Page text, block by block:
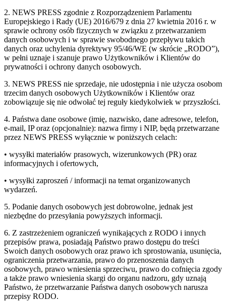
2. NEWS PRESS zgodnie z Rozporządzeniem Parlamentu
Europejskiego i Rady (UE) 2016/679 z dnia 27 kwietnia 2016 r. w
sprawie ochrony osób fizycznych w związku z przetwarzaniem
danych osobowych i w sprawie swobodnego przepływu takich
danych oraz uchylenia dyrektywy 95/46/WE (w skrócie „RODO”),
w pełni uznaje i szanuje prawo Użytkowników i Klientów do
prywatności i ochrony danych osobowych.
3. NEWS PRESS nie sprzedaje, nie udostępnia i nie użycza osobom
trzecim danych osobowych Użytkowników i Klientów oraz
zobowiązuje się nie odwołać tej reguły kiedykolwiek w przyszłości.
4. Państwa dane osobowe (imię, nazwisko, dane adresowe, telefon,
e-mail, IP oraz (opcjonalnie): nazwa firmy i NIP, będą przetwarzane
przez NEWS PRESS wyłącznie w poniższych celach:
• wysyłki materiałów prasowych, wizerunkowych (PR) oraz
informacyjnych i ofertowych,
• wysyłki zaproszeń / informacji na temat organizowanych
wydarzeń.
5. Podanie danych osobowych jest dobrowolne, jednak jest
niezbędne do przesyłania powyższych informacji.
6. Z zastrzeżeniem ograniczeń wynikających z RODO i innych
przepisów prawa, posiadają Państwo prawo dostępu do treści
Swoich danych osobowych oraz prawo ich sprostowania, usunięcia,
ograniczenia przetwarzania, prawo do przenoszenia danych
osobowych, prawo wniesienia sprzeciwu, prawo do cofnięcia zgody
a także prawo wniesienia skargi do organu nadzoru, gdy uznają
Państwo, że przetwarzanie Państwa danych osobowych narusza
przepisy RODO.